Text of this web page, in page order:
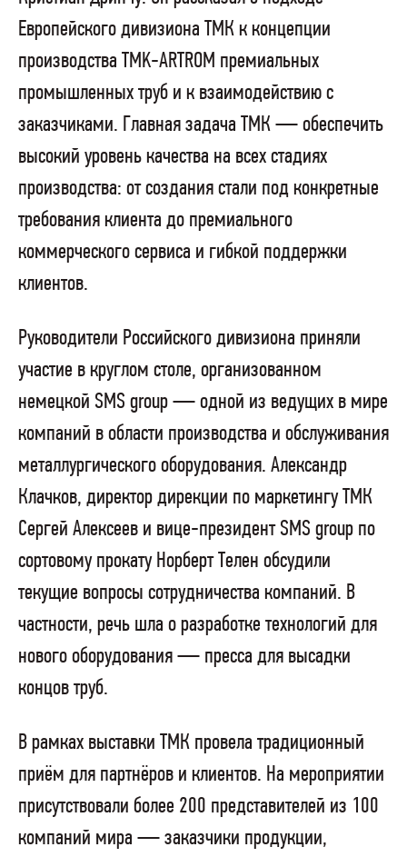
Европейского дивизиона ТМК к концепции
производства TMK-ARTROM премиальных
промышленных труб и к взаимодействию с
заказчиками. Главная задача ТМК — обеспечить
высокий уровень качества на всех стадиях
производства: от создания стали под конкретные
требования клиента до премиального
коммерческого сервиса и гибкой поддержки
клиентов.
Руководители Российского дивизиона приняли
участие в круглом столе, организованном
немецкой SMS group — одной из ведущих в мире
компаний в области производства и обслуживания
металлургического оборудования. Александр
Клачков, директор дирекции по маркетингу ТМК
Сергей Алексеев и вице-президент SMS group по
сортовому прокату Норберт Телен обсудили
текущие вопросы сотрудничества компаний. В
частности, речь шла о разработке технологий для
нового оборудования — пресса для высадки
концов труб.
В рамках выставки ТМК провела традиционный
приём для партнёров и клиентов. На мероприятии
присутствовали более 200 представителей из 100
компаний мира — заказчики продукции,